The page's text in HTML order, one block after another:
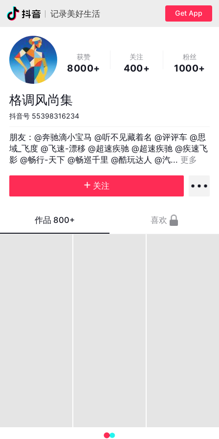
记录美好生活 Get App
获赞
8000+
关注
400+
粉丝
1000+
格调风尚集
抖音号 55398316234
朋友：@奔驰滴小宝马 @听不见藏着名 @评评车 @思
域_飞度 @飞速-漂移 @超速疾驰 @超速疾驰 @疾速飞
影 @畅行-天下 @畅巡千里 @酷玩达人 @汽... 更多
关注
作品 800+ 喜欢